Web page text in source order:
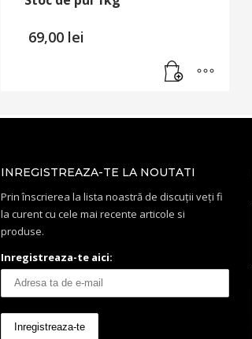
69,00 lei
INREGISTREAZA-TE LA NOUTATI
Prin înscrierea la lista noastră de discuții veți fi
la curent cu cele mai recente articole si
produse.
Inregistreaza-te aici: